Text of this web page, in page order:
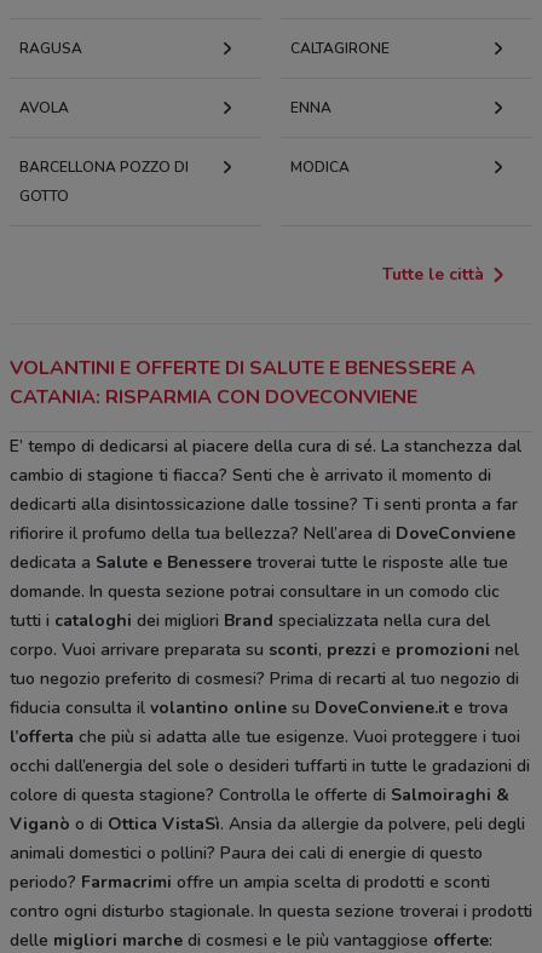
RAGUSA CALTAGIRONE
AVOLA ENNA
BARCELLONA POZZO DI
GOTTO
MODICA
Tutte le città
VOLANTINI E OFFERTE DI SALUTE E BENESSERE A
CATANIA: RISPARMIA CON DOVECONVIENE
E’ tempo di dedicarsi al piacere della cura di sé. La stanchezza dal
cambio di stagione ti fiacca? Senti che è arrivato il momento di
dedicarti alla disintossicazione dalle tossine? Ti senti pronta a far
rifiorire il profumo della tua bellezza? Nell’area di DoveConviene
dedicata a Salute e Benessere troverai tutte le risposte alle tue
domande. In questa sezione potrai consultare in un comodo clic
tutti i cataloghi dei migliori Brand specializzata nella cura del
corpo. Vuoi arrivare preparata su sconti, prezzi e promozioni nel
tuo negozio preferito di cosmesi? Prima di recarti al tuo negozio di
fiducia consulta il volantino online su DoveConviene.it e trova
l’offerta che più si adatta alle tue esigenze. Vuoi proteggere i tuoi
occhi dall’energia del sole o desideri tuffarti in tutte le gradazioni di
colore di questa stagione? Controlla le offerte di Salmoiraghi &
Viganò o di Ottica VistaSì. Ansia da allergie da polvere, peli degli
animali domestici o pollini? Paura dei cali di energie di questo
periodo? Farmacrimi offre un ampia scelta di prodotti e sconti
contro ogni disturbo stagionale. In questa sezione troverai i prodotti
delle migliori marche di cosmesi e le più vantaggiose offerte: